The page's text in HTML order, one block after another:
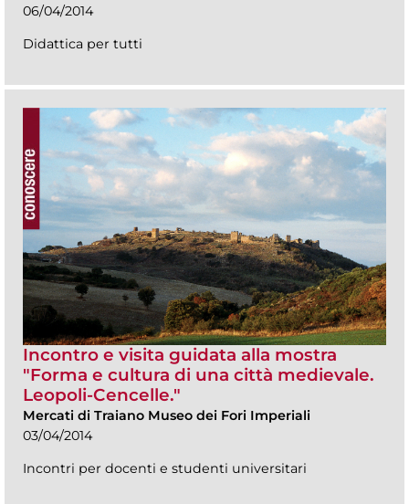
06/04/2014
Didattica per tutti
Incontro e visita guidata alla mostra
"Forma e cultura di una città medievale.
Leopoli-Cencelle."
Mercati di Traiano Museo dei Fori Imperiali
03/04/2014
Incontri per docenti e studenti universitari